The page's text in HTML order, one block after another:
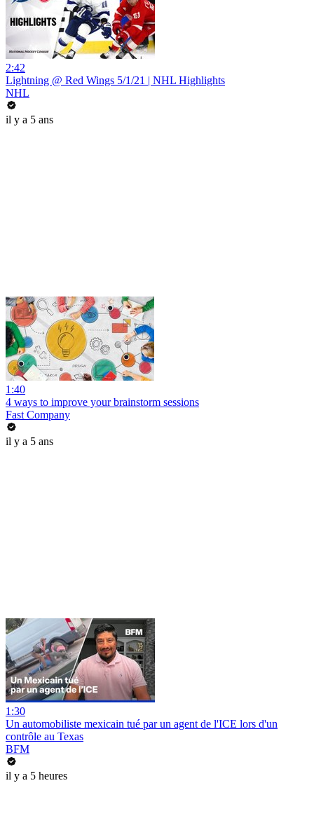
2:42
Lightning @ Red Wings 5/1/21 | NHL Highlights
NHL
il y a 5 ans
1:40
4 ways to improve your brainstorm sessions
Fast Company
il y a 5 ans
1:30
Un automobiliste mexicain tué par un agent de l'ICE lors d'un
contrôle au Texas
BFM
il y a 5 heures